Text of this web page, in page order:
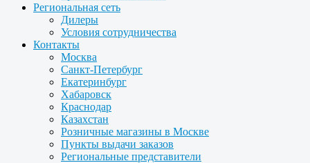
Региональная сеть
Дилеры
Условия сотрудничества
Контакты
Москва
Санкт-Петербург
Екатеринбург
Хабаровск
Краснодар
Казахстан
Розничные магазины в Москве
Пункты выдачи заказов
Региональные представители